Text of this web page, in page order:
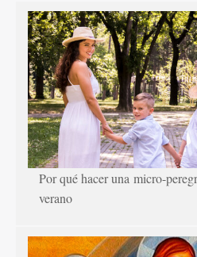
Por qué hacer una micro-
verano